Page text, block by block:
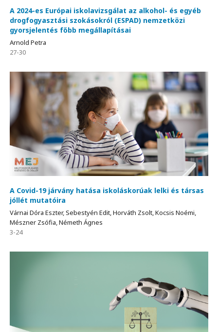
A 2024-es Európai iskolavizsgálat az alkohol- és egyéb
drogfogyasztási szokásokról (ESPAD) nemzetközi
gyorsjelentés főbb megállapításai
Arnold Petra
27-30
A Covid-19 járvány hatása iskoláskorúak lelki és társas
jóllét mutatóira
Várnai Dóra Eszter, Sebestyén Edit, Horváth Zsolt, Kocsis Noémi,
Mészner Zsófia, Németh Ágnes
3-24